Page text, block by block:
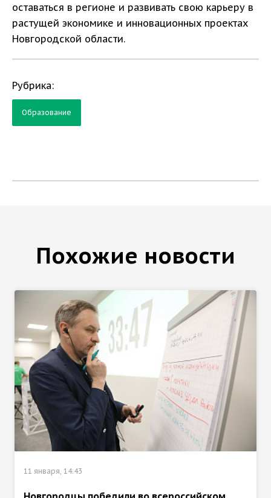
оставаться в регионе и развивать свою карьеру в
растущей экономике и инновационных проектах
Новгородской области.
Рубрика:
Образование
Похожие новости
11 января, 14:43